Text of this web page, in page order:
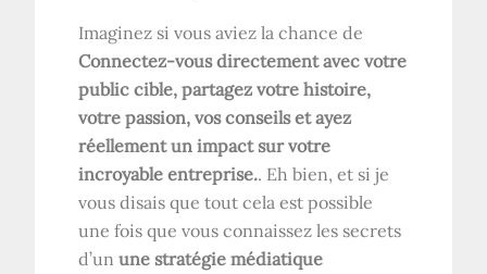
Imaginez si vous aviez la chance de
Connectez-vous directement avec votre
public cible, partagez votre histoire,
votre passion, vos conseils et ayez
réellement un impact sur votre
incroyable entreprise.. Eh bien, et si je
vous disais que tout cela est possible
une fois que vous connaissez les secrets
d’unune stratégie médiatique